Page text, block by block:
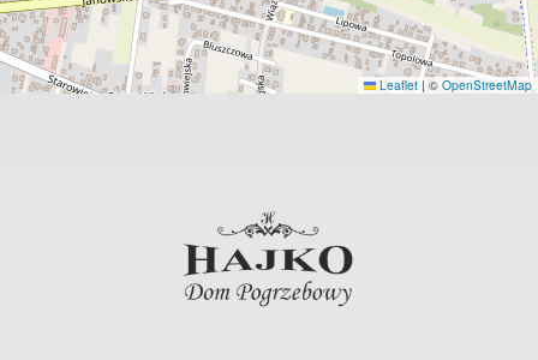
Leaflet | © OpenStreetMap